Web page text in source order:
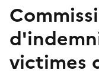
victimes